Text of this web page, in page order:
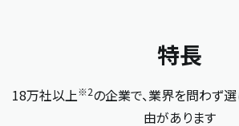
特長
18万社以上※2の企業で、業界を問わず
由があります